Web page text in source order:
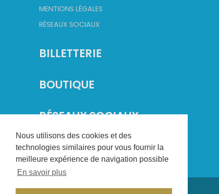
Nous utilisons des cookies et des
technologies similaires pour vous fournir la
meilleure expérience de navigation possible
En savoir plus
MENTIONS LÉGALES
RÉSEAUX SOCIAUX
BILLETTERIE
BOUTIQUE
RÉSEAUX SOCIAUX